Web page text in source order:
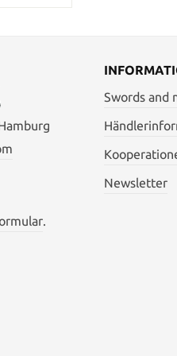
cm
.
Swords and
Newsletter